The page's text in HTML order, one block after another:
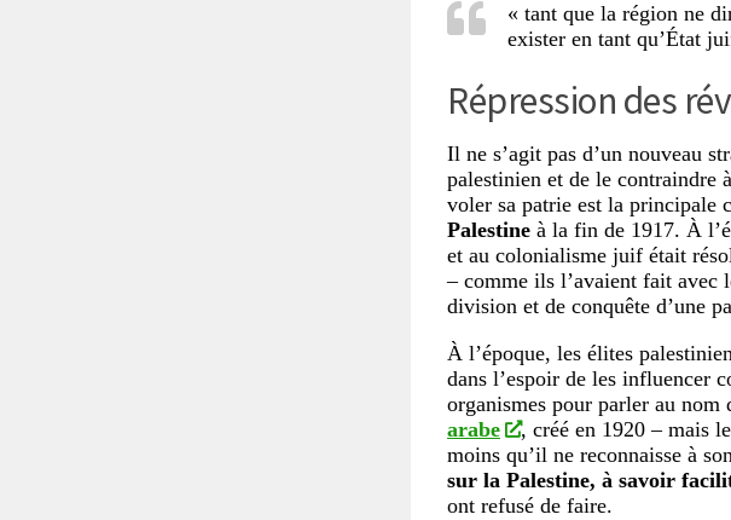
« tant que la région ne
exister en tant qu’État
Répression des
Il ne s’agit pas d’un nouveau
palestinien et de le contraindre
voler sa patrie est la principale
Palestine à la fin de 1917. À
et au colonialisme juif était
– comme ils l’avaient fait avec
division et de conquête d’une
À l’époque, les élites
dans l’espoir de les influencer
organismes pour parler au
arabe
, créé en 1920 – mais
moins qu’il ne reconnaisse à
sur la Palestine, à savoir
ont refusé de faire.